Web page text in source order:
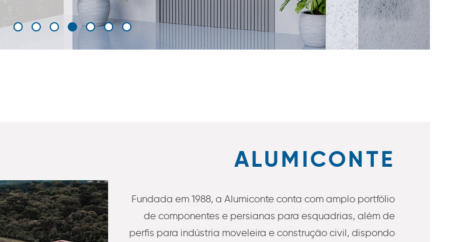
ALUMICONTE
Fundada em 1988, a Alumiconte conta com amplo portfólio
de componentes e persianas para esquadrias, além de
perfis para indústria moveleira e construção civil, dispondo